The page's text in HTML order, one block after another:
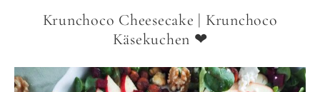
Krunchoco Cheesecake | Krunchoco
Käsekuchen ❤